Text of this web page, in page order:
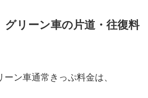
グリーン車の片道・往復料
ン車通常きっぷ料金は、